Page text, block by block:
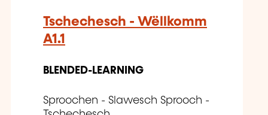
Tschechesch - Wëllkomm
A1.1
BLENDED-LEARNING
Sproochen - Slawesch Sprooch -